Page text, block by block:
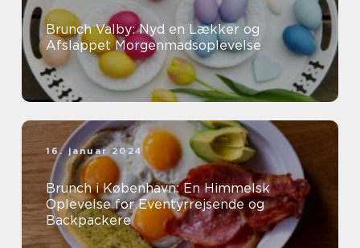
Brunch Valby: Nyd en Lækker og
Afslappet Morgenmadsoplevelse
16. januar 2024
Brunch i København: En Himmelsk
Oplevelse for Eventyrrejsende og
Backpackere